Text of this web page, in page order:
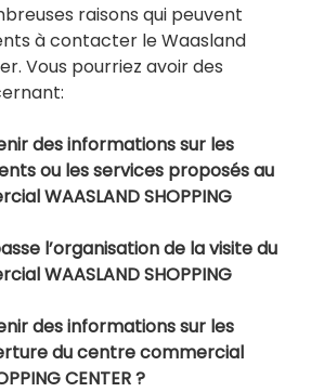
raisons qui peuvent
à contacter le Waasland
Vous pourriez avoir des
des informations sur les
ou les services proposés au
WAASLAND SHOPPING
l’organisation de la visite du
WAASLAND SHOPPING
des informations sur les
du centre commercial
CENTER ?